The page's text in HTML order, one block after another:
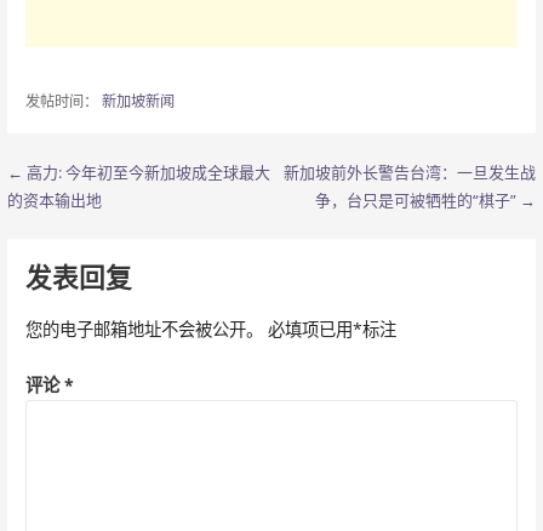
发帖时间： 新加坡新闻
文
导
航
← 高力: 今年初至今新加坡成全球最大
的资本输出地
新加坡前外长警告台湾：一旦发生战
争，台只是可被牺牲的“棋子” →
发表回复
您的电子邮箱地址不会被公开。 必填项已用*标注
评论*